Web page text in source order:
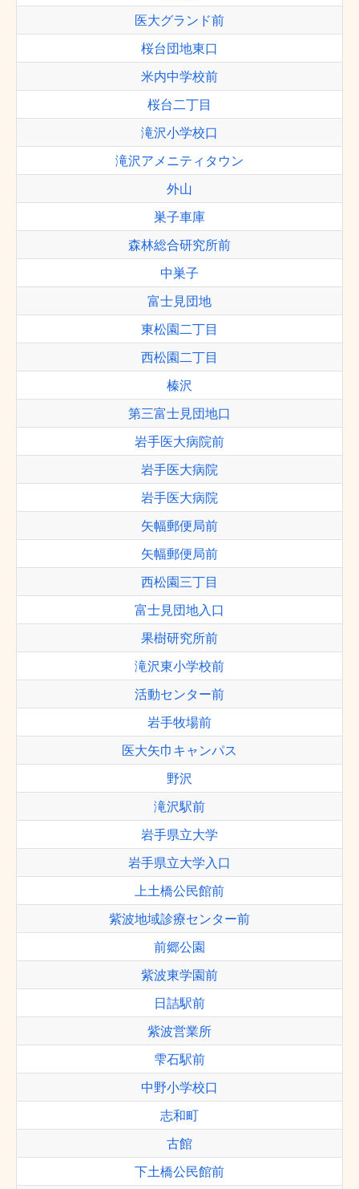
医大グランド前
桜台団地東口
米内中学校前
桜台二丁目
滝沢小学校口
滝沢アメニティタウン
外山
巣子車庫
森林総合研究所前
中巣子
富士見団地
東松園二丁目
西松園二丁目
榛沢
第三富士見団地口
岩手医大病院前
岩手医大病院
岩手医大病院
矢幅郵便局前
矢幅郵便局前
西松園三丁目
富士見団地入口
果樹研究所前
滝沢東小学校前
活動センター前
岩手牧場前
医大矢巾キャンパス
野沢
滝沢駅前
岩手県立大学
岩手県立大学入口
上土橋公民館前
紫波地域診療センター前
前郷公園
紫波東学園前
日詰駅前
紫波営業所
雫石駅前
中野小学校口
志和町
古館
下土橋公民館前